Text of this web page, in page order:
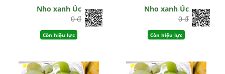
Nho xanh Úc
0 đ
Còn hiệu lực
Nho xanh Úc
0 đ
Còn hiệu lực